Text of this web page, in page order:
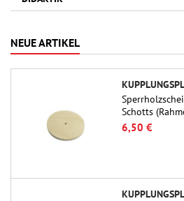
NEUE ARTIKEL
Schotts
Public Missiles
6,50 €